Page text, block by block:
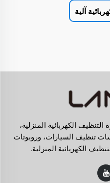
آلية
الكهربائية المنزلية،
تنظيف السيارات، وروبوتات
الكهربائية المنزلية.